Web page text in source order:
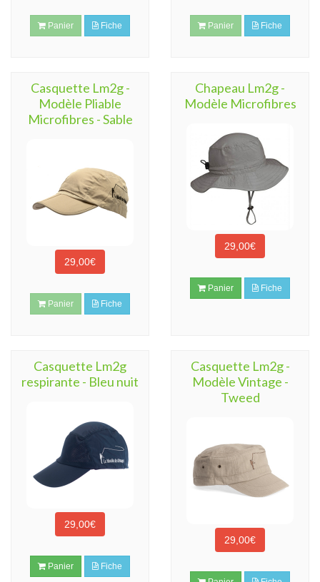
Panier Fiche Panier Fiche
Casquette Lm2g -
Modèle Pliable
Microfibres - Sable
29,00€
Panier Fiche
Chapeau Lm2g -
Modèle Microfibres
29,00€
Panier Fiche
Casquette Lm2g
respirante - Bleu nuit
29,00€
Panier Fiche
Casquette Lm2g -
Modèle Vintage -
Tweed
29,00€